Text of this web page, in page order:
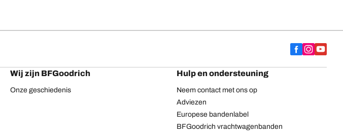
Wij zijn BFGoodrich
Onze geschiedenis
Hulp en ondersteuning
Neem contact met ons op
Adviezen
Europese bandenlabel
BFGoodrich vrachtwagenbanden